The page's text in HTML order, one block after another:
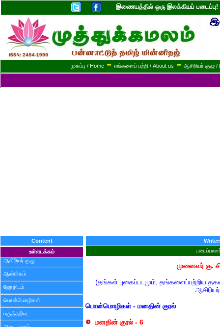
இணையத்தில் ஒரு இலக்கியப்
முகப்பு / Home ** எங்களைப் பற்றி / About us ** ஆசிரியர் குழு
Content
உள்ளடக்கம்
ஆசிரியர் குழு
ஆன்மிகம்
ஜோதிடம்
பொன்மொழிகள்
பகுத்தறிவு
முனைவர் கு.
(தங்கள் புகைப்படமும், தங்களைப்பற்றிய
பொன்மொழிகள் - மனதின் குரல்
மனதின் குரல் - 6